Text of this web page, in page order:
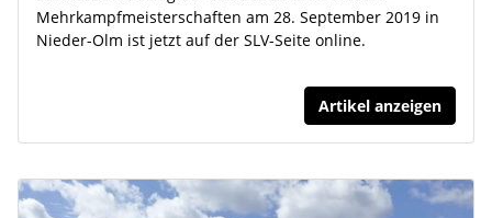
Mehrkampfmeisterschaften am 28. September 2019 in
Nieder-Olm ist jetzt auf der SLV-Seite online.
Artikel anzeigen